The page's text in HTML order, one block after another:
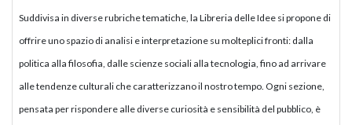
Suddivisa in diverse rubriche tematiche, la Libreria delle Idee si propone di
offrire uno spazio di analisi e interpretazione su molteplici fronti: dalla
politica alla filosofia, dalle scienze sociali alla tecnologia, fino ad arrivare
alle tendenze culturali che caratterizzano il nostro tempo. Ogni sezione,
pensata per rispondere alle diverse curiosità e sensibilità del pubblico, è